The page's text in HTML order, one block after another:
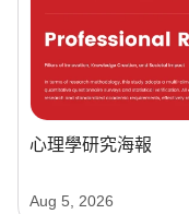
心理學研究海報
Aug 5, 2026